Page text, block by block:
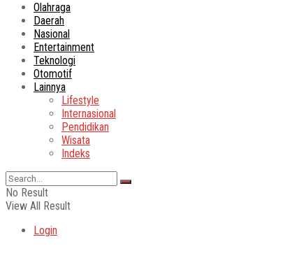
Olahraga
Daerah
Nasional
Entertainment
Teknologi
Otomotif
Lainnya
Lifestyle
Internasional
Pendidikan
Wisata
Indeks
No Result
View All Result
Login